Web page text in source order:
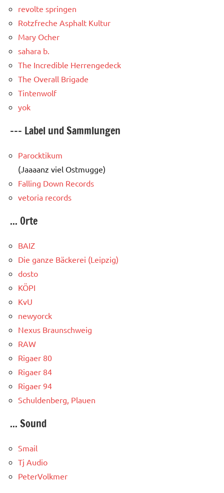
revolte springen
Rotzfreche Asphalt Kultur
Mary Ocher
sahara b.
The Incredible Herrengedeck
The Overall Brigade
Tintenwolf
yok
--- Label und Sammlungen
Parocktikum
(Jaaaanz viel Ostmugge)
Falling Down Records
vetoria records
... Orte
BAIZ
Die ganze Bäckerei (Leipzig)
dosto
KÖPI
KvU
newyorck
Nexus Braunschweig
RAW
Rigaer 80
Rigaer 84
Rigaer 94
Schuldenberg, Plauen
... Sound
Smail
Tj Audio
PeterVolkmer